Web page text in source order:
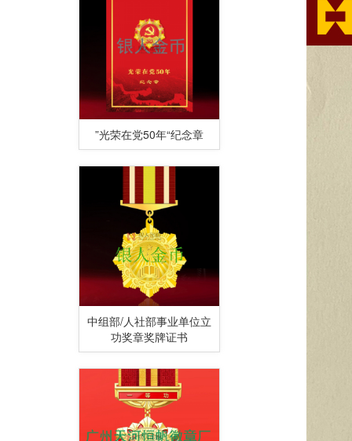
”光荣在党50年“纪念章
中组部/人社部事业单位立
功奖章奖牌证书